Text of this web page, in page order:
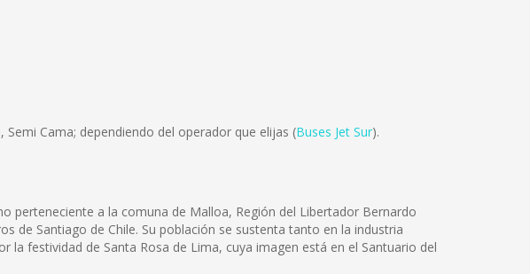
Cama; dependiendo del operador que elijas (Buses Jet Sur).
perteneciente a la comuna de Malloa, Región del Libertador Bernardo
de Santiago de Chile. Su población se sustenta tanto en la industria
festividad de Santa Rosa de Lima, cuya imagen está en el Santuario del